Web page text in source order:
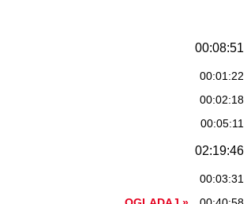
00:08:51
00:01:22
00:02:18
00:05:11
02:19:46
00:03:31